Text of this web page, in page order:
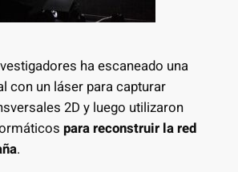
ha escaneado una
con un láser para capturar
2D y luego utilizaron
para reconstruir la red
.